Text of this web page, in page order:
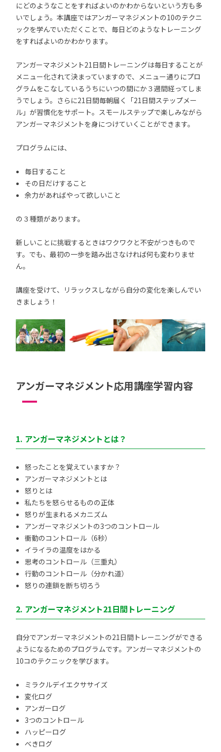
にどのようなことをすればよいのかわからないという方も多
いでしょう。本講座ではアンガーマネジメントの10のテクニ
ックを学んでいただくことで、毎日どのようなトレーニング
をすればよいのかわかります。
アンガーマネジメント21日間トレーニングは毎日することが
メニュー化されて決まっていますので、メニュー通りにプロ
グラムをこなしているうちにいつの間にか３週間経ってしま
うでしょう。さらに21日間毎朝届く「21日間ステップメー
ル」が習慣化をサポート。スモールステップで楽しみながら
アンガーマネジメントを身につけていくことができます。
プログラムには、
毎日すること
その日だけすること
余力があればやって欲しいこと
の３種類があります。
新しいことに挑戦するときはワクワクと不安がつきもので
す。でも、最初の一歩を踏み出さなければ何も変わりませ
ん。
講座を受けて、リラックスしながら自分の変化を楽しんでい
きましょう！
アンガーマネジメント応用講座学習内容
1. アンガーマネジメントとは？
怒ったことを覚えていますか？
アンガーマネジメントとは
怒りとは
私たちを怒らせるものの正体
怒りが生まれるメカニズム
アンガーマネジメントの3つのコントロール
衝動のコントロール（6秒）
イライラの温度をはかる
思考のコントロール（三重丸）
行動のコントロール（分かれ道）
怒りの連鎖を断ち切ろう
2. アンガーマネジメント21日間トレーニング
自分でアンガーマネジメントの21日間トレーニングができる
ようになるためのプログラムです。アンガーマネジメントの
10コのテクニックを学びます。
ミラクルデイエクササイズ
変化ログ
アンガーログ
3つのコントロール
ハッピーログ
べきログ